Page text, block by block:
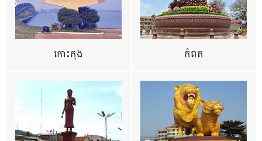
កោះកុង កំពត